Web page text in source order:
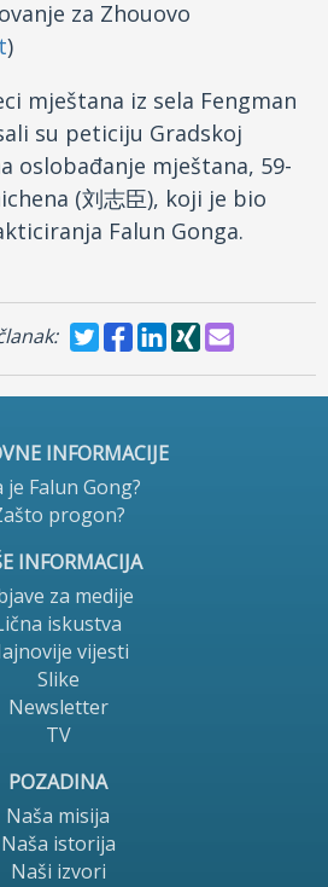
za Zhouovo
)
mještana iz sela Fengman
su peticiju Gradskoj
oslobađanje mještana, 59-
(刘志臣), koji je bio
Falun Gonga.
INFORMACIJE
je Falun Gong?
progon?
INFORMACIJA
za medije
iskustva
vijesti
Slike
Newsletter
TV
POZADINA
Naša misija
Naša istorija
Naši izvori